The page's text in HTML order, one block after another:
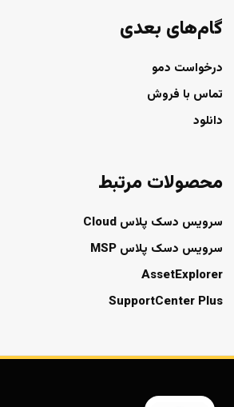
گام‌های بعدی
درخواست دمو
تماس با فروش
دانلود
محصولات مرتبط
سرویس دسک پلاس Cloud
سرویس دسک پلاس MSP
AssetExplorer
SupportCenter Plus